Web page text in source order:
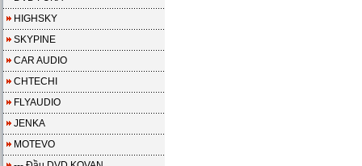
HIGHSKY
SKYPINE
CAR AUDIO
CHTECHI
FLYAUDIO
JENKA
MOTEVO